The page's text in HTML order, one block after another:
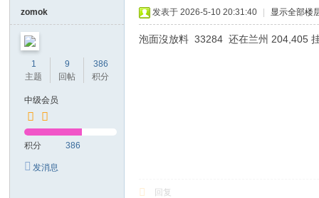
zomok
1
主题
9
回帖
386
积分
中级会员
积分 386
发消息
发表于 2026-5-10 20:31:40 显示全部楼
泡面沒放料 33284 还在兰州 204,405
回复